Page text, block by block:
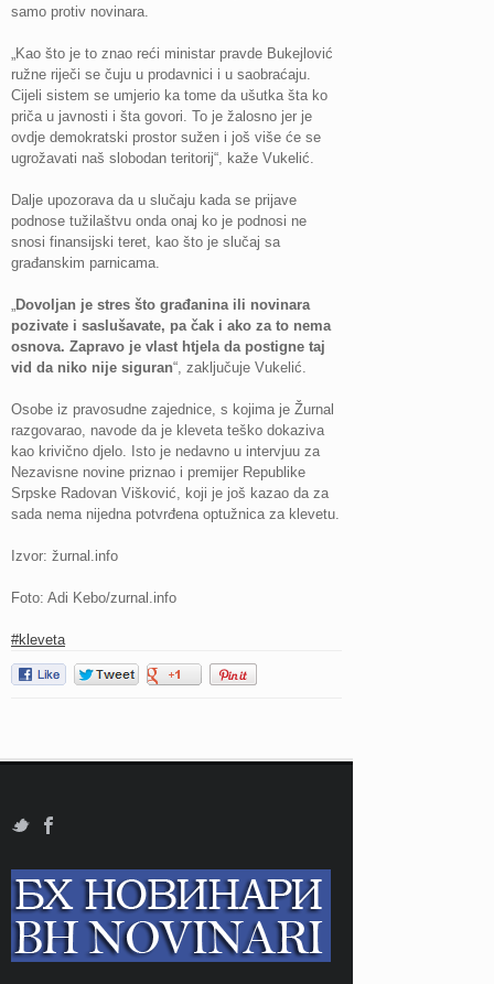
samo protiv novinara.
„Kao što je to znao reći ministar pravde Bukejlović
ružne riječi se čuju u prodavnici i u saobraćaju.
Cijeli sistem se umjerio ka tome da ušutka šta ko
priča u javnosti i šta govori. To je žalosno jer je
ovdje demokratski prostor sužen i još više će se
ugrožavati naš slobodan teritorij“, kaže Vukelić.
Dalje upozorava da u slučaju kada se prijave
podnose tužilaštvu onda onaj ko je podnosi ne
snosi finansijski teret, kao što je slučaj sa
građanskim parnicama.
Dovoljan je stres što građanina ili novinara
pozivate i saslušavate, pa čak i ako za to nema
osnova. Zapravo je vlast htjela da postigne taj
vid da niko nije siguran“, zaključuje Vukelić.
Osobe iz pravosudne zajednice, s kojima je Žurnal
razgovarao, navode da je kleveta teško dokaziva
kao krivično djelo. Isto je nedavno u intervjuu za
Nezavisne novine priznao i premijer Republike
Srpske Radovan Višković, koji je još kazao da za
sada nema nijedna potvrđena optužnica za klevetu.
Izvor: žurnal.info
Foto: Adi Kebo/zurnal.info
#kleveta